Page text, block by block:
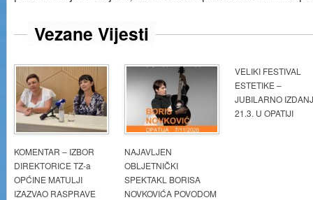
Vezane Vijesti
KOMENTAR – IZBOR
DIREKTORICE TZ-a
OPĆINE MATULJI
IZAZVAO RASPRAVE
NAJAVLJEN
OBLJETNIČKI
SPEKTAKL BORISA
NOVKOVIĆA POVODOM
VELIKI FESTIVAL
ESTETIKE –
JUBILARNO
21.3. U OPATIJI